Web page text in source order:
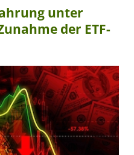
unter
der ETF-